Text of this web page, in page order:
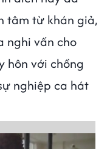
tâm từ khán giả,
nghi vấn cho
hôn với chồng
nghiệp ca hát